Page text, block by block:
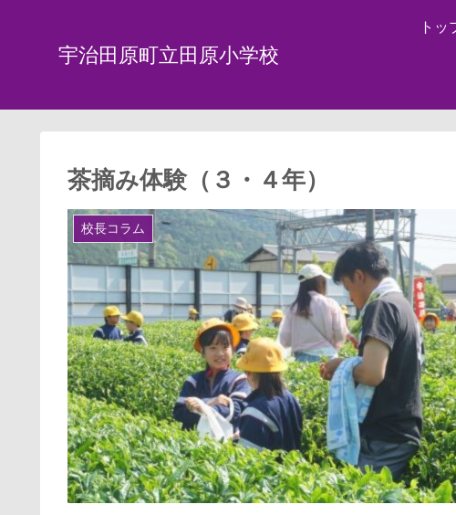
宇治田原町立田原小学校
トッ
茶摘み体験（３・４年）
校長コラム